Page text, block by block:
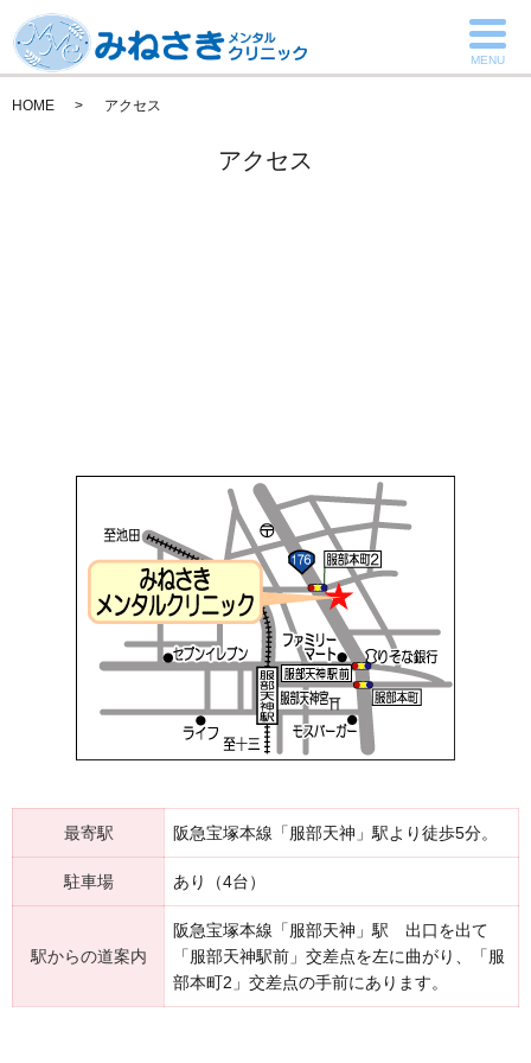
MENU
HOME アクセス
アクセス
最寄駅 阪急宝塚本線「服部天神」駅より徒歩5分。
駐車場 あり（4台）
駅からの道案内
阪急宝塚本線「服部天神」駅 出口を出て
「服部天神駅前」交差点を左に曲がり、「服
部本町2」交差点の手前にあります。